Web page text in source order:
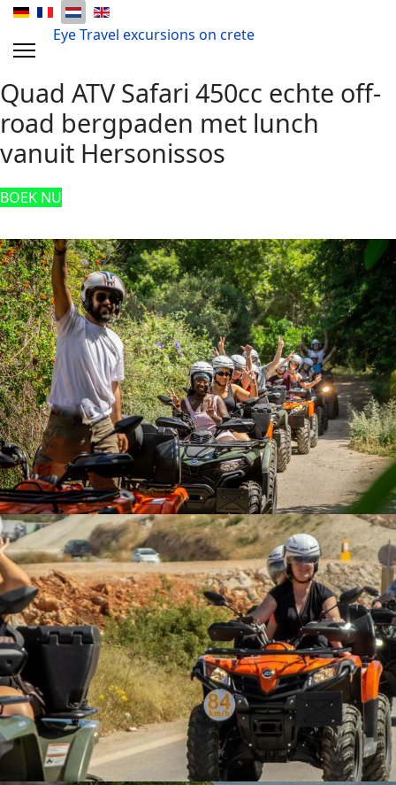
Eye Travel excursions on crete
Quad ATV Safari 450cc echte off-
road bergpaden met lunch
vanuit Hersonissos
BOEK NU